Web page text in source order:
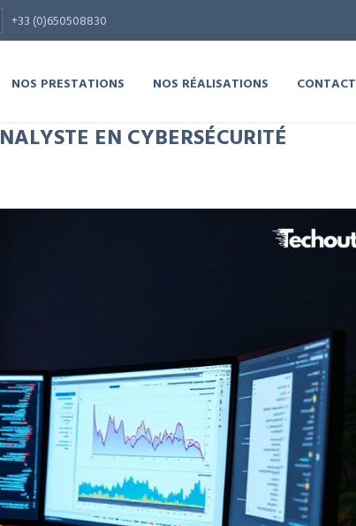
+33 (0)650508830
NOS PRESTATIONS NOS RÉALISATIONS CONTACT
EN CYBERSÉCURITÉ